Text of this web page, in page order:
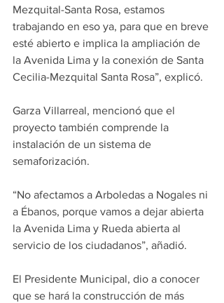
Mezquital-Santa Rosa, estamos
trabajando en eso ya, para que en breve
esté abierto e implica la ampliación de
la Avenida Lima y la conexión de Santa
Cecilia-Mezquital Santa Rosa”, explicó.
Garza Villarreal, mencionó que el
proyecto también comprende la
instalación de un sistema de
semaforización.
“No afectamos a Arboledas a Nogales ni
a Ébanos, porque vamos a dejar abierta
la Avenida Lima y Rueda abierta al
servicio de los ciudadanos”, añadió.
El Presidente Municipal, dio a conocer
que se hará la construcción de más